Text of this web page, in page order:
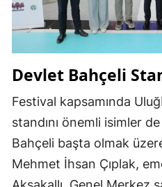
Devlet Bahçeli
Festival kapsamında
standını önemli isimler
Bahçeli başta olmak
Mehmet İhsan Çıplak,